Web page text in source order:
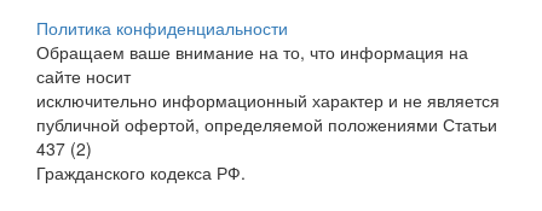
Политика конфиденциальности
Обращаем ваше внимание на то, что информация на
сайте носит
исключительно информационный характер и не является
публичной офертой, определяемой положениями Статьи
437 (2)
Гражданского кодекса РФ.